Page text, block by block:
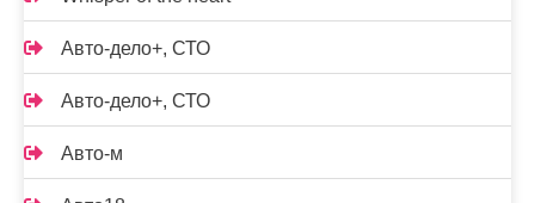
Авто-дело+, СТО
Авто-дело+, СТО
Авто-м